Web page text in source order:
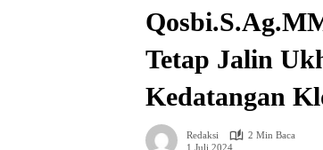
Tetap Jalin
Kedatangan
Redaksi
2 Min Baca
1 Juli 2024